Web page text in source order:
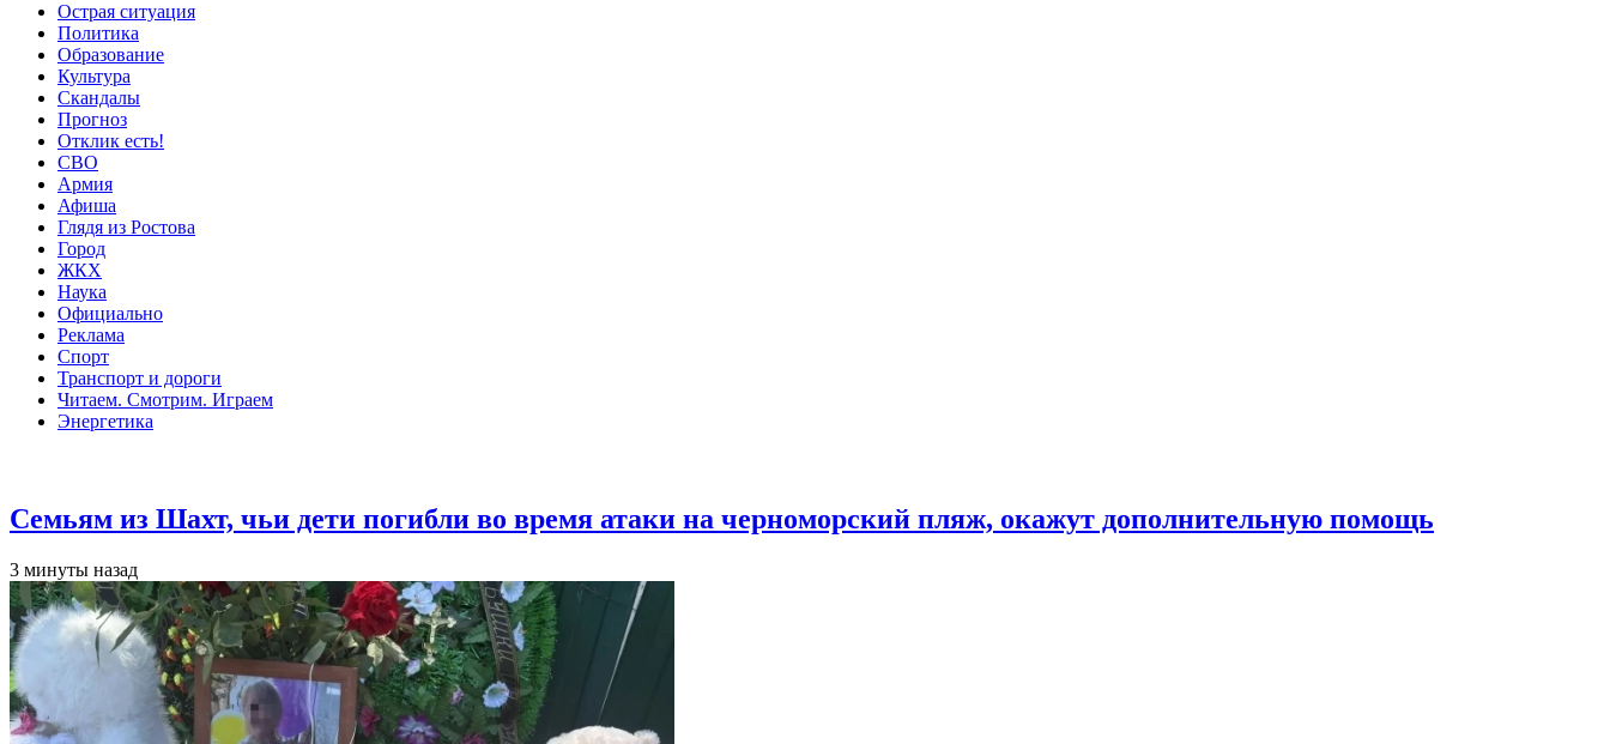
Острая ситуация
Политика
Образование
Культура
Скандалы
Прогноз
Отклик есть!
СВО
Армия
Афиша
Глядя из Ростова
Город
ЖКХ
Наука
Официально
Реклама
Спорт
Транспорт и дороги
Читаем. Смотрим. Играем
Энергетика
Семьям из Шахт, чьи дети погибли во время атаки на черноморский пляж, окажут дополнительную помощь
3 минуты назад